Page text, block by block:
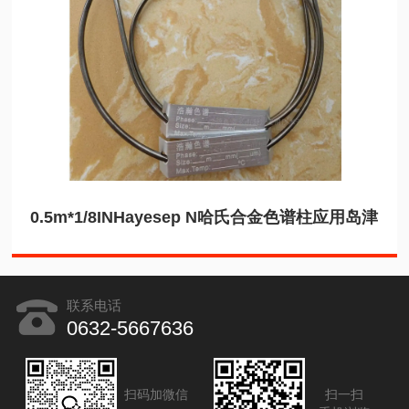
0.5m*1/8INHayesep N哈氏合金色谱柱应用岛津
联系电话
0632-5667636
扫码加微信
扫一扫